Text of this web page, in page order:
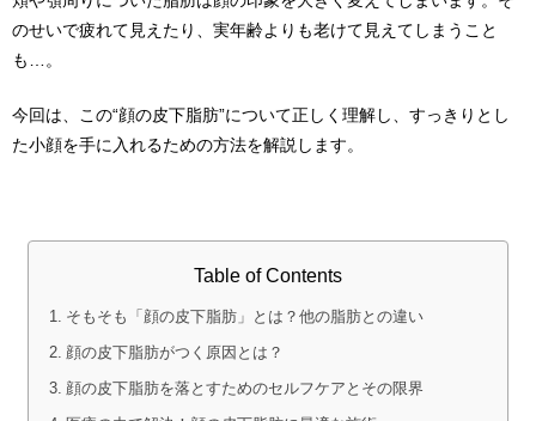
のせいで疲れて見えたり、実年齢よりも老けて見えてしまうこと
も…。
今回は、この“顔の皮下脂肪”について正しく理解し、すっきりとし
た小顔を手に入れるための方法を解説します。
Table of Contents
そもそも「顔の皮下脂肪」とは？他の脂肪との違い
顔の皮下脂肪がつく原因とは？
顔の皮下脂肪を落とすためのセルフケアとその限界